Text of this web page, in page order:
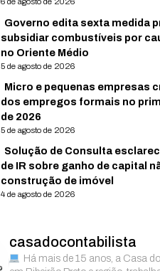
Governo edita sexta medida
subsidiar combustíveis por
no Oriente Médio
5 de agosto de 2026
Micro e pequenas empresas
dos empregos formais no
de 2026
5 de agosto de 2026
Solução de Consulta
de IR sobre ganho de capital
construção de imóvel
4 de agosto de 2026
casadocontabilista
Há mais de 15 anos, a Casa